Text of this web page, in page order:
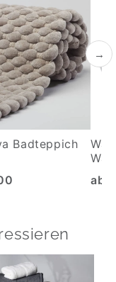
Badteppich
ab
→